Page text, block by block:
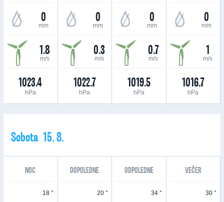
0
mm
1.8
m/s
1023.4
hPa
0
mm
0.3
m/s
1022.7
hPa
0
mm
0.7
m/s
1019.5
hPa
0
mm
1
m/s
1016.7
hPa
Sobota 15. 8.
NOC DOPOLEDNE ODPOLEDNE VEČER
18 ° 20 ° 34 ° 30 °